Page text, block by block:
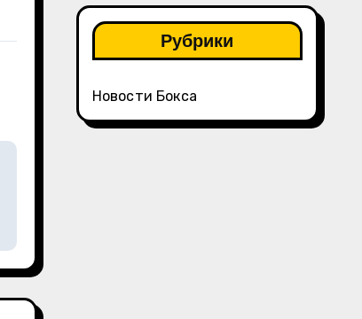
Рубрики
Новости Бокса